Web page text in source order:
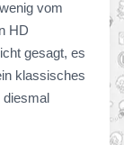
vom
HD
gesagt, es
klassisches
diesmal